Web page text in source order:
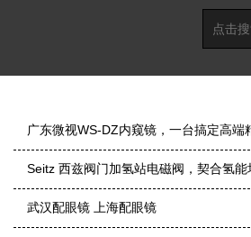
广东微视WS-DZ内窥镜，一台搞定高端
Seitz 西兹阀门加氢站电磁阀，契合氢
武汉配眼镜 上海配眼镜